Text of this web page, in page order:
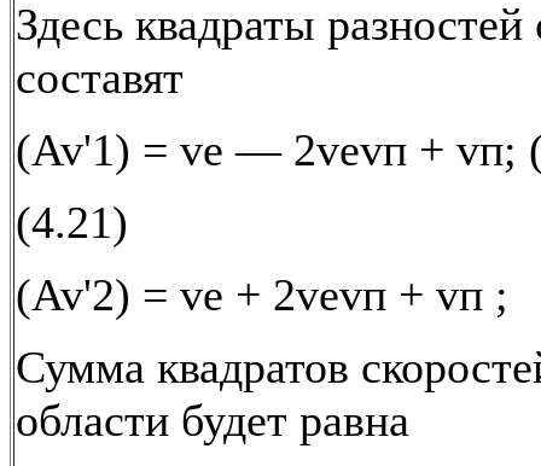
Здесь квадраты разностей
составят
(Av'1) = vе — 2vеvп + vп;
(4.21)
(Av'2) = vе + 2vеvп + vп ;
Сумма квадратов
области будет равна